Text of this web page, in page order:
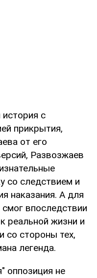
с
прикрытия,
от его
Развозжаев
со следствием и
наказания. А для
впоследствии
реальной жизни и
со стороны тех,
легенда.
оппозиция не